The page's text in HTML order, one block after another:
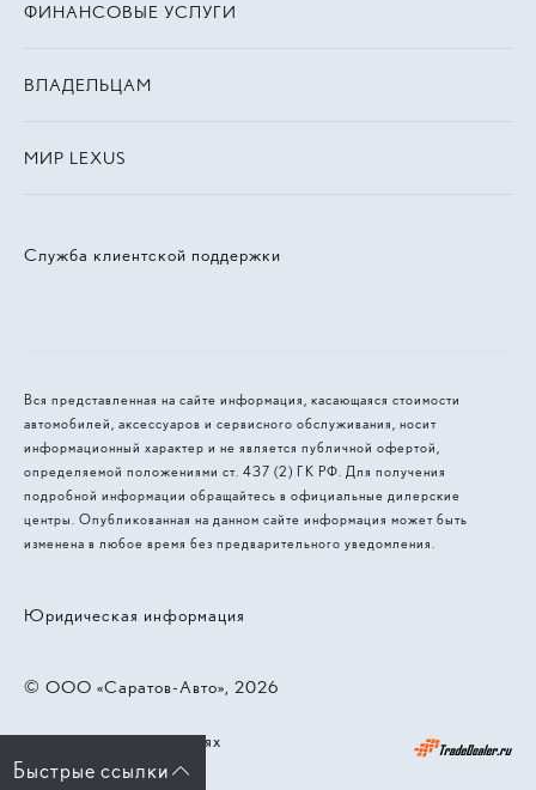
Служба клиентской поддержки
ФИНАНСОВЫЕ УСЛУГИ
ВЛАДЕЛЬЦАМ
МИР LEXUS
Вся представленная на сайте информация, касающаяся стоимости
автомобилей, аксессуаров и сервисного обслуживания, носит
информационный характер и не является публичной офертой,
определяемой положениями ст. 437 (2) ГК РФ. Для получения
подробной информации обращайтесь в официальные дилерские
центры. Опубликованная на данном сайте информация может быть
изменена в любое время без предварительного уведомления.
© 2026, ООО «‎Саратов-Авто»
Юридическая информация
Работает на технологиях